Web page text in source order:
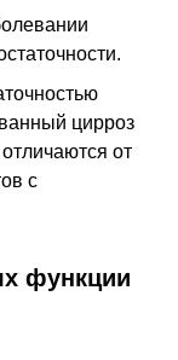
цирроз
от
с
функции